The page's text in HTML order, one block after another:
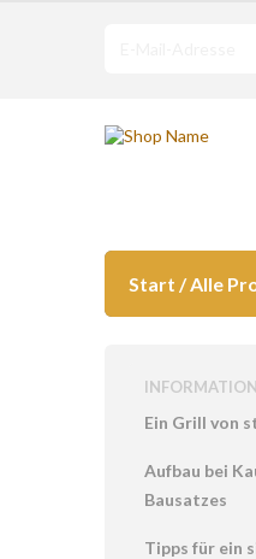
Start / Alle
Ein Grill von
Aufbau bei
Bausatzes
Tipps für ein